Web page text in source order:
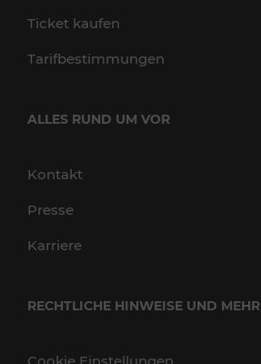
Ticket kaufen
Tarifbestimmungen
ALLES RUND UM VOR
Kontakt
Presse
Karriere
RECHTLICHE HINWEISE UND MEHR